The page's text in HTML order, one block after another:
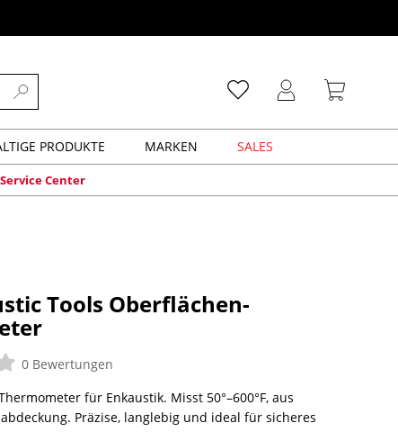
PRODUKTE MARKEN SALES
Service Center
Tools Oberflächen-
0 Bewertungen
für Enkaustik. Misst 50°–600°F, aus
Präzise, langlebig und ideal für sicheres